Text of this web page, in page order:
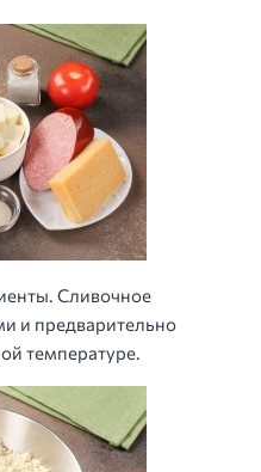
Сливочное
и предварительно
температуре.